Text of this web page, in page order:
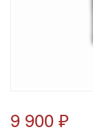
9 900 ₽